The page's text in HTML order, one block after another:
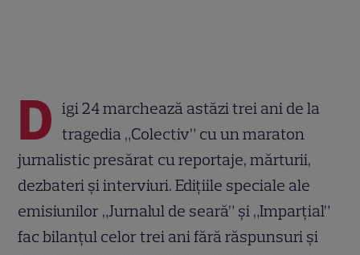
D igi 24 marchează astăzi trei ani de la
tragedia „Colectiv” cu un maraton
jurnalistic presărat cu reportaje, mărturii,
dezbateri și interviuri. Edițiile speciale ale
emisiunilor „Jurnalul de seară” și „Imparțial”
fac bilanțul celor trei ani fără răspunsuri și